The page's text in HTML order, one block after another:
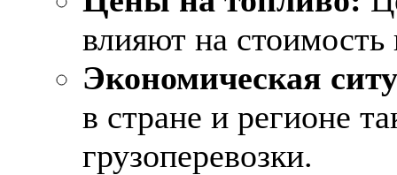
влияют на стоимость
Экономическая
в стране и регионе
грузоперевозки.